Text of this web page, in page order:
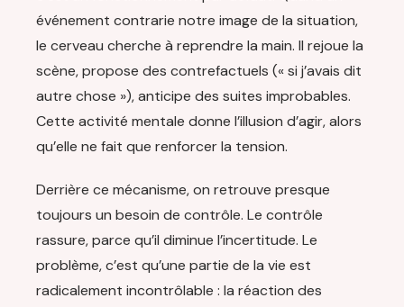
événement contrarie notre image de la situation,
le cerveau cherche à reprendre la main. Il rejoue la
scène, propose des contrefactuels (« si j’avais dit
autre chose »), anticipe des suites improbables.
Cette activité mentale donne l’illusion d’agir, alors
qu’elle ne fait que renforcer la tension.
Derrière ce mécanisme, on retrouve presque
toujours un besoin de contrôle. Le contrôle
rassure, parce qu’il diminue l’incertitude. Le
problème, c’est qu’une partie de la vie est
radicalement incontrôlable : la réaction des